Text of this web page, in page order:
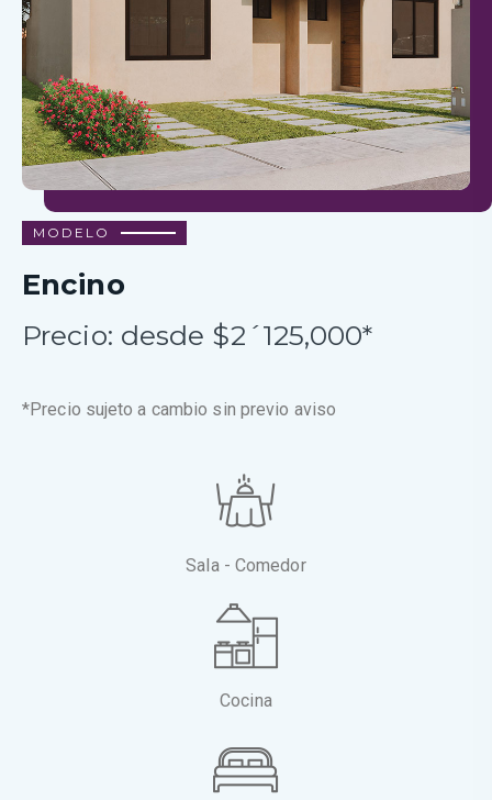
MODELO
Encino
Precio: desde $2´125,000*
*Precio sujeto a cambio sin previo aviso
Sala - Comedor
Cocina